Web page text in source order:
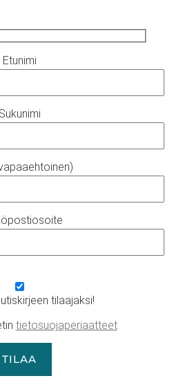
Etunimi
Sukunimi
tilaajaksi!
tietosuojaperiaatteet